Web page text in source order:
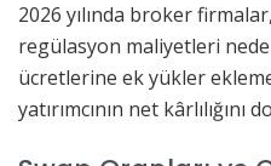
2026 yılında broker
regülasyon maliyetleri
ücretlerine ek yükler
yatırımcının net kârlılığını